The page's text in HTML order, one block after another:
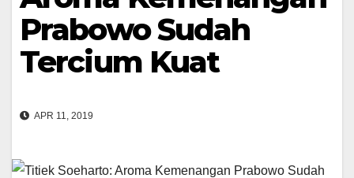
Prabowo Sudah
Tercium Kuat
APR 11, 2019